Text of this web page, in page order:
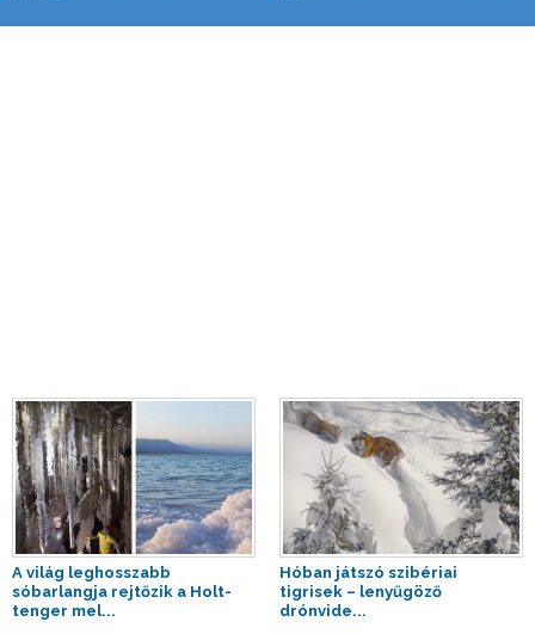
A világ leghosszabb
sóbarlangja rejtőzik a Holt-
tenger mel...
Hóban játszó szibériai
tigrisek – lenyűgöző
drónvide...